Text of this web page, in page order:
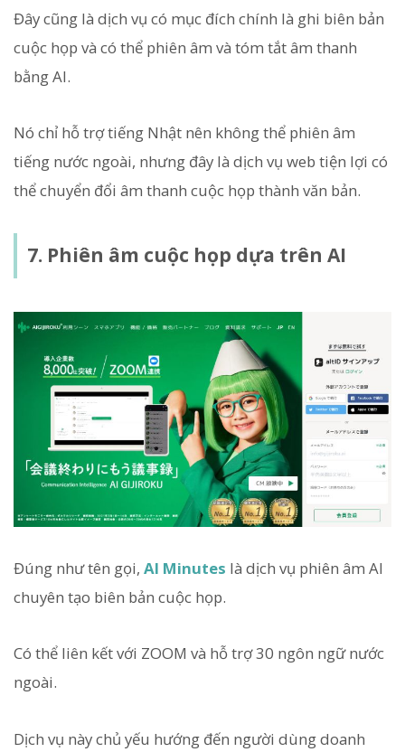
Đây cũng là dịch vụ có mục đích chính là ghi biên bản
cuộc họp và có thể phiên âm và tóm tắt âm thanh
bằng AI.
Nó chỉ hỗ trợ tiếng Nhật nên không thể phiên âm
tiếng nước ngoài, nhưng đây là dịch vụ web tiện lợi có
thể chuyển đổi âm thanh cuộc họp thành văn bản.
7. Phiên âm cuộc họp dựa trên AI
Đúng như tên gọi, AI Minutes là dịch vụ phiên âm AI
chuyên tạo biên bản cuộc họp.
Có thể liên kết với ZOOM và hỗ trợ 30 ngôn ngữ nước
ngoài.
Dịch vụ này chủ yếu hướng đến người dùng doanh